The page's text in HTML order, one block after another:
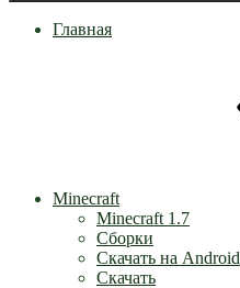
Главная
Minecraft
Minecraft 1.7
Сборки
Скачать на Android
Скачать